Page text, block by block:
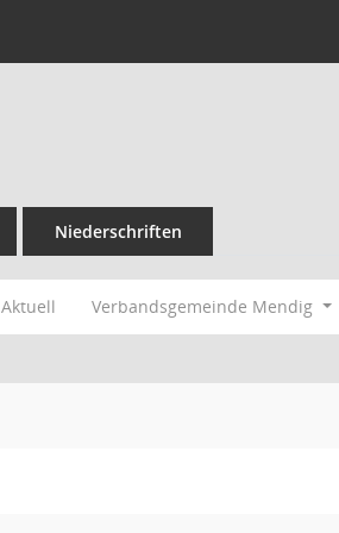
Niederschriften
Aktuell Verbandsgemeinde Mendig